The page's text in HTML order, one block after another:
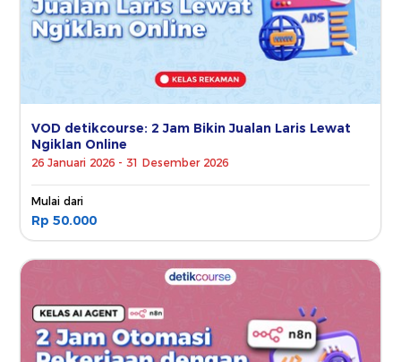
VOD detikcourse: 2 Jam Bikin Jualan Laris Lewat
Ngiklan Online
26 Januari 2026 - 31 Desember 2026
Mulai dari
Rp 50.000